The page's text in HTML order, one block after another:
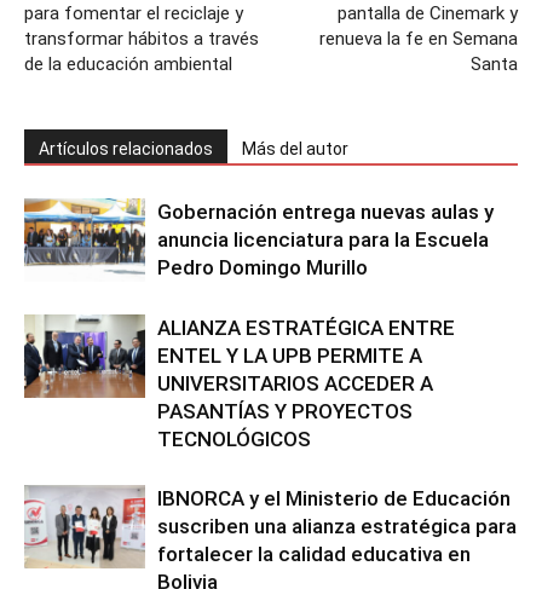
para fomentar el reciclaje y
transformar hábitos a través
de la educación ambiental
pantalla de Cinemark y
renueva la fe en Semana
Santa
Artículos relacionados Más del autor
Gobernación entrega nuevas aulas y
anuncia licenciatura para la Escuela
Pedro Domingo Murillo
ALIANZA ESTRATÉGICA ENTRE
ENTEL Y LA UPB PERMITE A
UNIVERSITARIOS ACCEDER A
PASANTÍAS Y PROYECTOS
TECNOLÓGICOS
IBNORCA y el Ministerio de Educación
suscriben una alianza estratégica para
fortalecer la calidad educativa en
Bolivia